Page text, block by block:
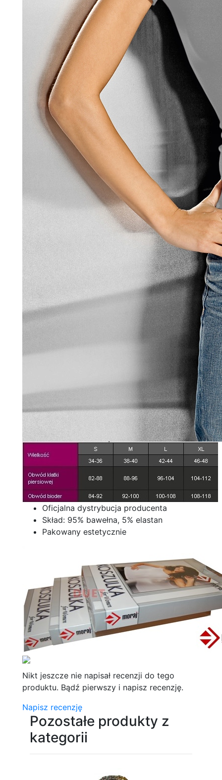
Oficjalna dystrybucja producenta
Skład: 95% bawełna, 5% elastan
Pakowany estetycznie
Nikt jeszcze nie napisał recenzji do tego
produktu. Bądź pierwszy i napisz recenzję.
Napisz recenzję
Pozostałe produkty z
kategorii